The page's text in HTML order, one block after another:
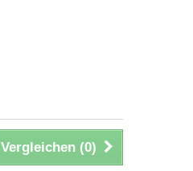
Vergleichen (0)